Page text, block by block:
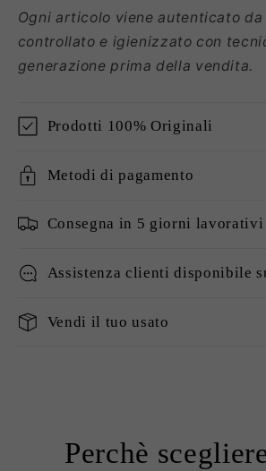
Ogni articolo viene autenticato
controllato e igienizzato con
generazione prima della vendita.
Prodotti 100% Originali
Metodi di pagamento
Consegna in 5 giorni lavorativi
Assistenza clienti disponibile
Vendi il tuo usato
Perchè